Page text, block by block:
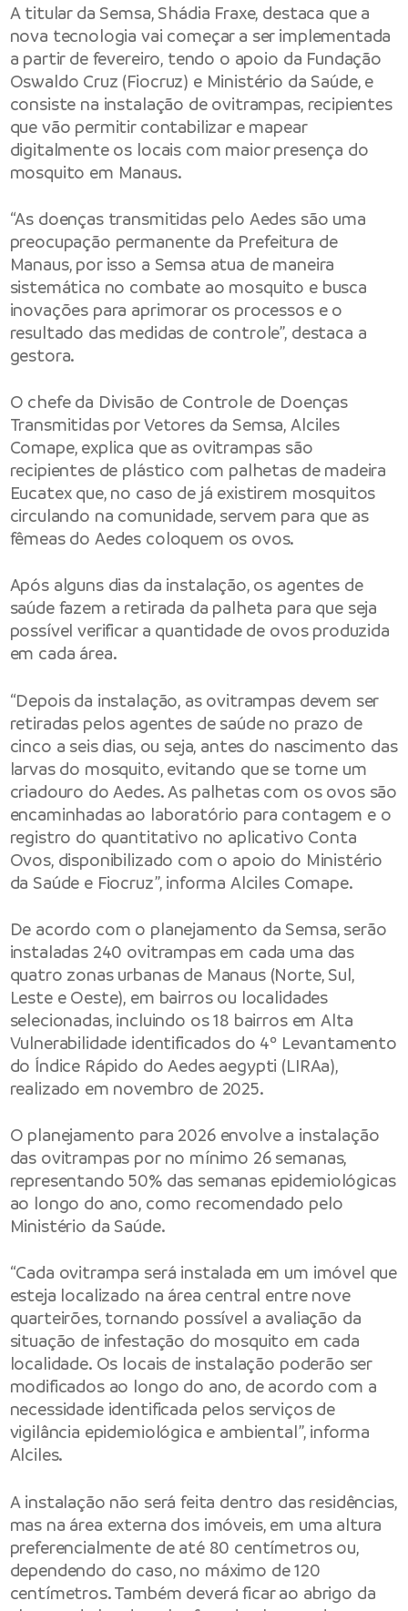
A titular da Semsa, Shádia Fraxe, destaca que a
nova tecnologia vai começar a ser implementada
a partir de fevereiro, tendo o apoio da Fundação
Oswaldo Cruz (Fiocruz) e Ministério da Saúde, e
consiste na instalação de ovitrampas, recipientes
que vão permitir contabilizar e mapear
digitalmente os locais com maior presença do
mosquito em Manaus.
“As doenças transmitidas pelo Aedes são uma
preocupação permanente da Prefeitura de
Manaus, por isso a Semsa atua de maneira
sistemática no combate ao mosquito e busca
inovações para aprimorar os processos e o
resultado das medidas de controle”, destaca a
gestora.
O chefe da Divisão de Controle de Doenças
Transmitidas por Vetores da Semsa, Alciles
Comape, explica que as ovitrampas são
recipientes de plástico com palhetas de madeira
Eucatex que, no caso de já existirem mosquitos
circulando na comunidade, servem para que as
fêmeas do Aedes coloquem os ovos.
Após alguns dias da instalação, os agentes de
saúde fazem a retirada da palheta para que seja
possível verificar a quantidade de ovos produzida
em cada área.
“Depois da instalação, as ovitrampas devem ser
retiradas pelos agentes de saúde no prazo de
cinco a seis dias, ou seja, antes do nascimento das
larvas do mosquito, evitando que se torne um
criadouro do Aedes. As palhetas com os ovos são
encaminhadas ao laboratório para contagem e o
registro do quantitativo no aplicativo Conta
Ovos, disponibilizado com o apoio do Ministério
da Saúde e Fiocruz”, informa Alciles Comape.
De acordo com o planejamento da Semsa, serão
instaladas 240 ovitrampas em cada uma das
quatro zonas urbanas de Manaus (Norte, Sul,
Leste e Oeste), em bairros ou localidades
selecionadas, incluindo os 18 bairros em Alta
Vulnerabilidade identificados do 4º Levantamento
do Índice Rápido do Aedes aegypti (LIRAa),
realizado em novembro de 2025.
O planejamento para 2026 envolve a instalação
das ovitrampas por no mínimo 26 semanas,
representando 50% das semanas epidemiológicas
ao longo do ano, como recomendado pelo
Ministério da Saúde.
“Cada ovitrampa será instalada em um imóvel que
esteja localizado na área central entre nove
quarteirões, tornando possível a avaliação da
situação de infestação do mosquito em cada
localidade. Os locais de instalação poderão ser
modificados ao longo do ano, de acordo com a
necessidade identificada pelos serviços de
vigilância epidemiológica e ambiental”, informa
Alciles.
A instalação não será feita dentro das residências,
mas na área externa dos imóveis, em uma altura
preferencialmente de até 80 centímetros ou,
dependendo do caso, no máximo de 120
centímetros. Também deverá ficar ao abrigo da